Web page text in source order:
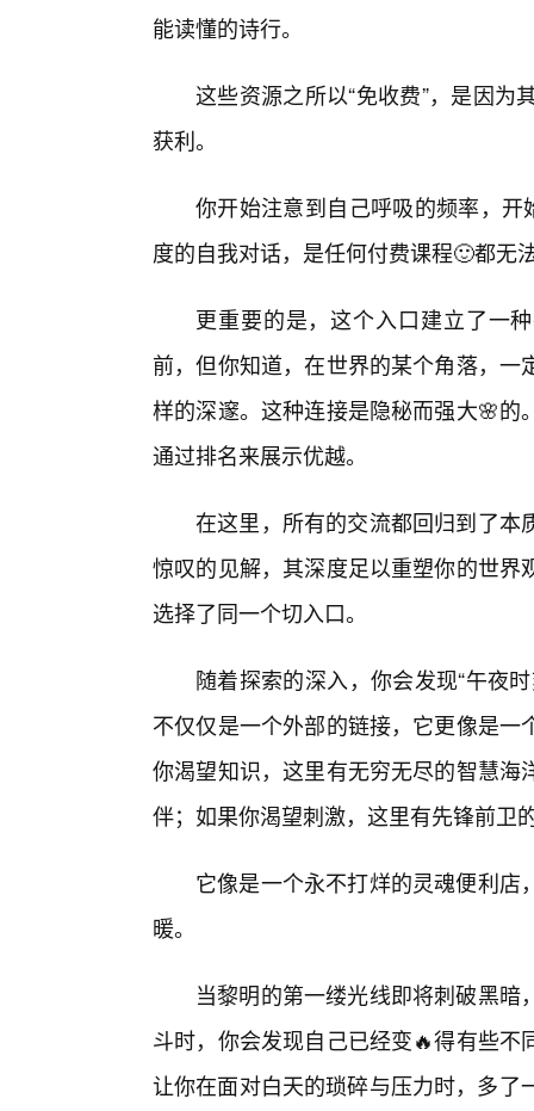
能读懂的诗行。
这些资源之所以“免收费”，是因
获利。
你开始注意到自己呼吸的频率，开
度的自我对话，是任何付费课程🙂都无
更重要的是，这个入口建立了一
前，但你知道，在世界的某个角落，
样的深邃。这种连接是隐秘而强大🌸
通过排名来展示优越。
在这里，所有的交流都回归到了本
惊叹的见解，其深度足以重塑你的世
选择了同一个切入口。
随着探索的深入，你会发现“午夜
不仅仅是一个外部的链接，它更像是
你渴望知识，这里有无穷无尽的智慧
伴；如果你渴望刺激，这里有先锋前卫
它像是一个永不打烊的灵魂便利
暖。
当黎明的第一缕光线即将刺破黑
斗时，你会发现自己已经变🔥得有些
让你在面对白天的琐碎与压力时，多